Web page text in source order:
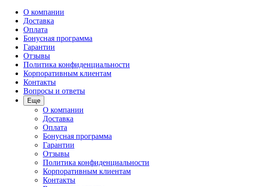
О компании
Доставка
Оплата
Бонусная программа
Гарантии
Отзывы
Политика конфиденциальности
Корпоративным клиентам
Контакты
Вопросы и ответы
Еще
О компании
Доставка
Оплата
Бонусная программа
Гарантии
Отзывы
Политика конфиденциальности
Корпоративным клиентам
Контакты